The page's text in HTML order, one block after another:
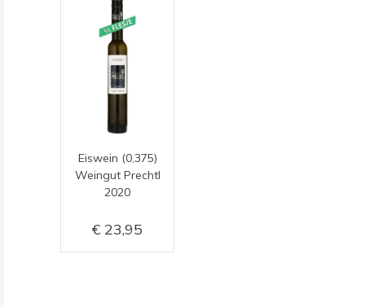
Eiswein (0,375)
Weingut Prechtl
2020
23,95